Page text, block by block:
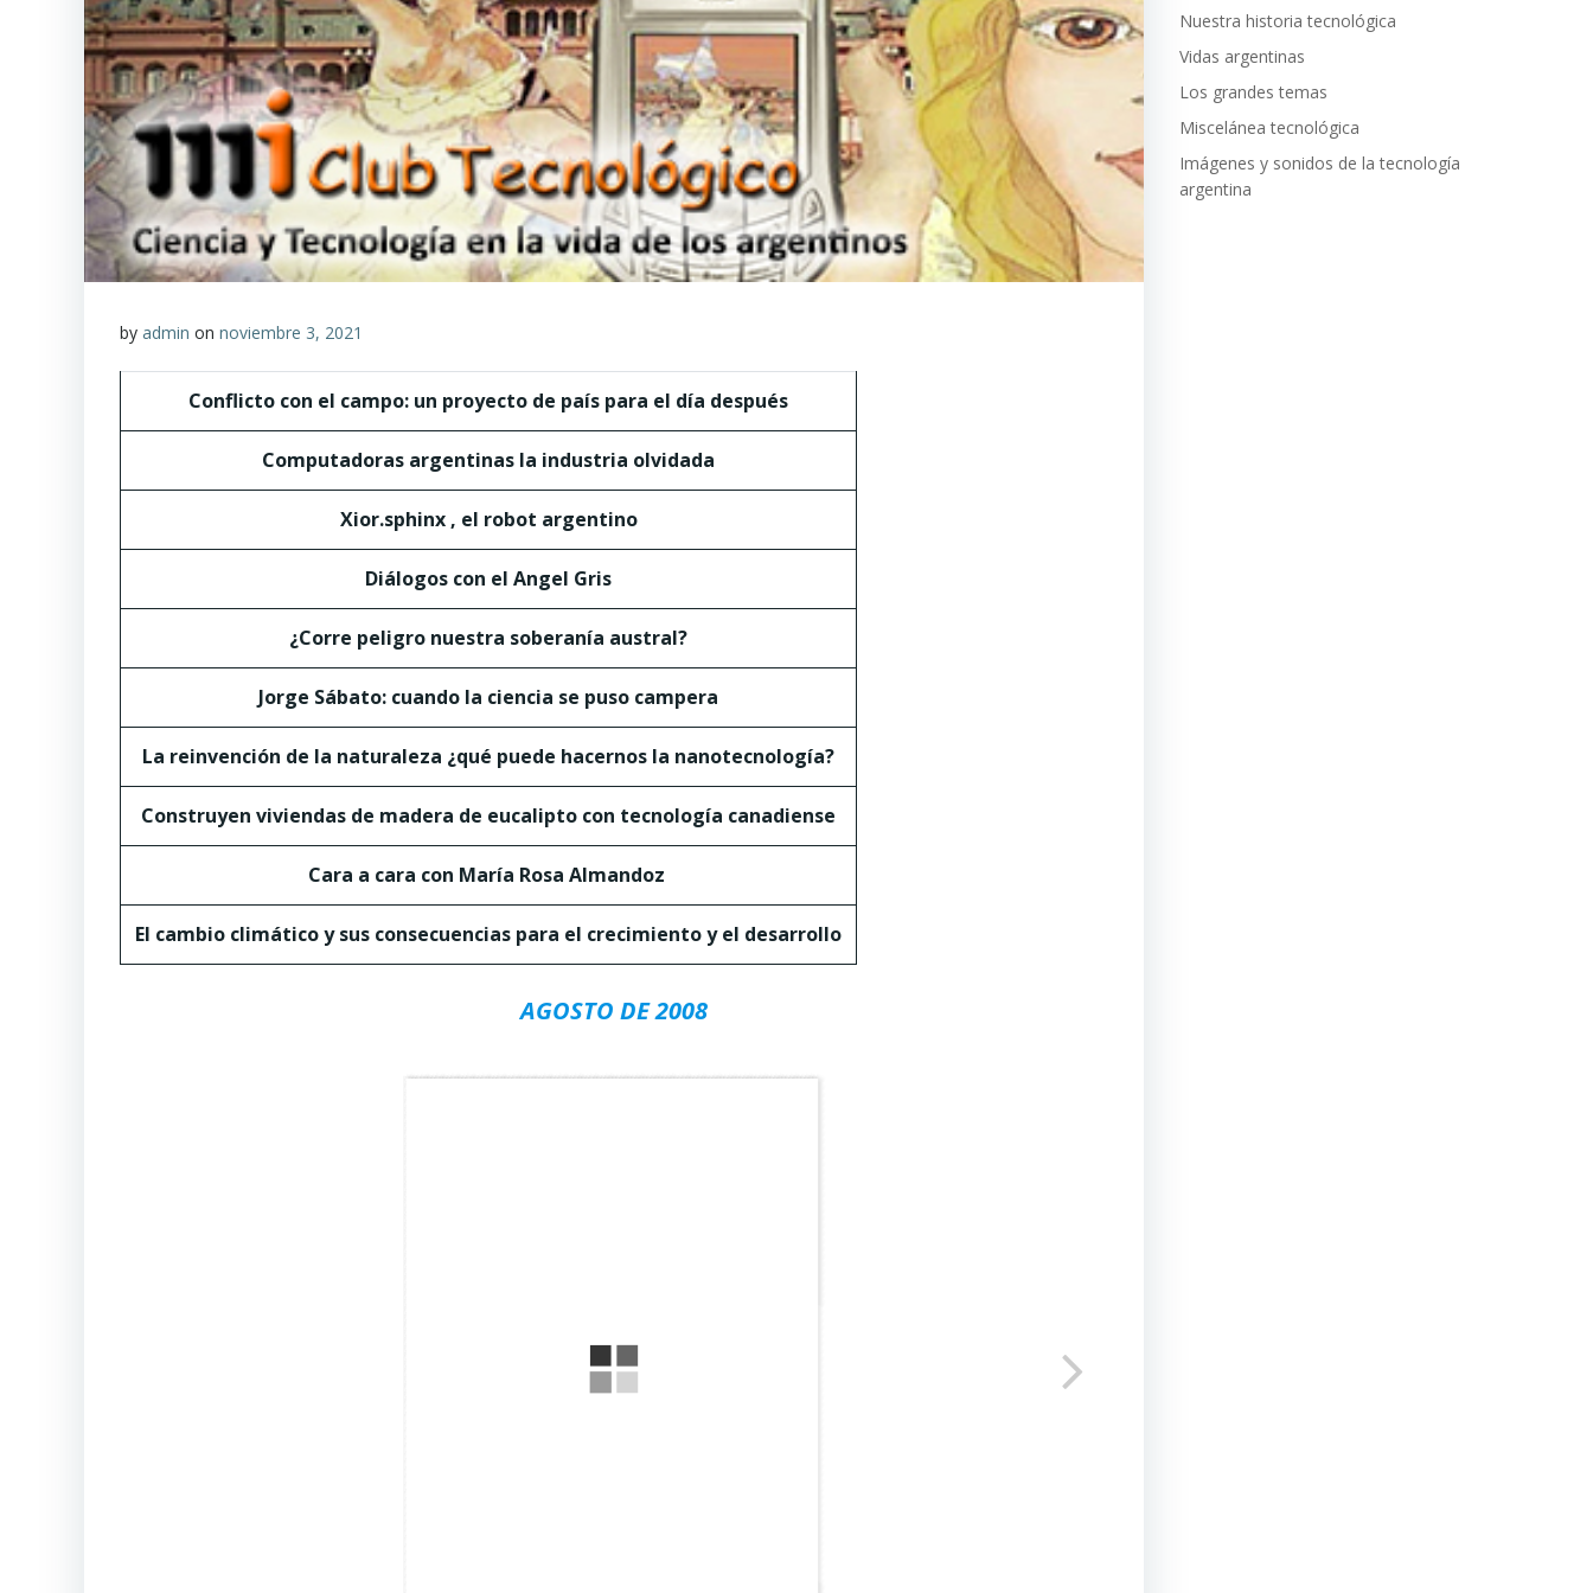
by admin on noviembre 3, 2021
Conflicto con el campo: un proyecto de país para el día después
Computadoras argentinas la industria olvidada
Xior.sphinx , el robot argentino
Diálogos con el Angel Gris
¿Corre peligro nuestra soberanía austral?
Jorge Sábato: cuando la ciencia se puso campera
La reinvención de la naturaleza ¿qué puede hacernos la nanotecnología?
Construyen viviendas de madera de eucalipto con tecnología canadiense
Cara a cara con María Rosa Almandoz
El cambio climático y sus consecuencias para el crecimiento y el desarrollo
AGOSTO DE 2008
Nuestra historia tecnológica
Vidas argentinas
Los grandes temas
Miscelánea tecnológica
Imágenes y sonidos de la tecnología
argentina